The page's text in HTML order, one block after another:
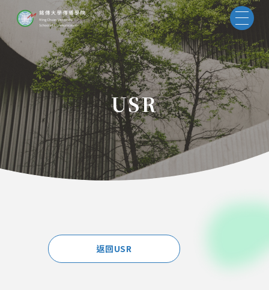
USR
返回USR